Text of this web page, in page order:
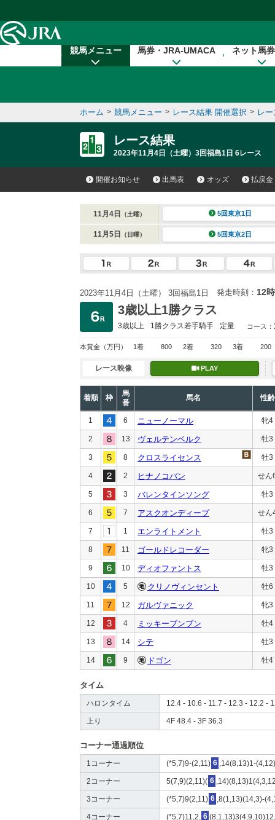
競馬メニュー 馬券・JRA-UMACA ネット馬
ホーム > 競馬メニュー > レース結果 開催選択 > レ
レース結果
2023年11月4日（土曜）3回福島1日 6レース
開催お知らせ 出馬表 オッズ 払戻金
11月4日 （土曜） 5回東京1日
11月5日 （日曜） 5回東京2日
2023年11月4日（土曜） 3回福島1日 発走時刻： 12
3歳以上1勝クラス
3歳以上 1勝クラス若手騎手 定量 コース：
本賞金 （万円） 1着 800 2着 320 3着 200
レース映像 PLAY
着順 枠
馬
番
馬名 性齢
1 6 ニューノーマル 牝4
2 13 ヴェルテンベルク 牡3
3 8 クロスライセンス 牡3
4 2 ヒナノコバン せん
5 3 バレンタインソング 牡3
6 7 アスクオンディープ せん
7 1 エンライトメント 牡3
8 11 ゴールドレコーダー 牝3
9 10 ディオファントス 牡3
10 5 クリノヴィンセント 牡6
11 12 ガルヴァニック 牝3
12 4 ミッキーブンブン 牡4
13 14 シテ 牡3
14 9 ドゴン 牡4
タイム
ハロンタイム 12.4 - 10.6 - 11.7 - 12.3 - 12.2 -
上り 4F 48.4 - 3F 36.3
コーナー通過順位
1コーナー (*5,7)9-(2,11) 6 ,14(8,13)1-
2コーナー 5(7,9)(2,11)( 6
3コーナー (*5,7)9(2,11) 6 ,8(1,13)(14,3)-
4コーナー (*5,7)11,2, 6